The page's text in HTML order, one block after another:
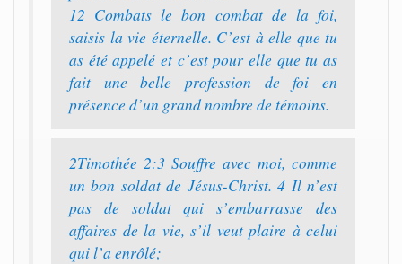
12 Combats le bon combat de la foi,
saisis la vie éternelle. C’est à elle que tu
as été appelé et c’est pour elle que tu as
fait une belle profession de foi en
présence d’un grand nombre de témoins.
2Timothée 2:3 Souffre avec moi, comme
un bon soldat de Jésus-Christ. 4 Il n’est
pas de soldat qui s’embarrasse des
affaires de la vie, s’il veut plaire à celui
qui l’a enrôlé;